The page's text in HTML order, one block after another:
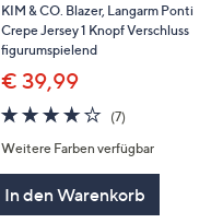
KIM & CO. Blazer, Langarm Ponti
Crepe Jersey 1 Knopf Verschluss
figurumspielend
€ 39,99
4.1
von
5
(7)7
Weitere Farben verfügbar
In den Warenkorb